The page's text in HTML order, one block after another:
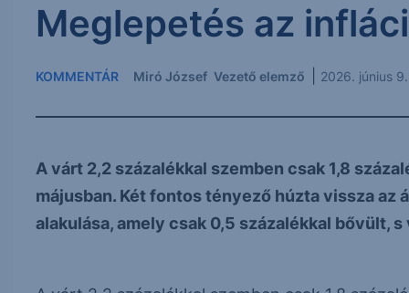
Meglepetés az
KOMMENTÁR Miró József Vezető elemző 2026. június
A várt 2,2 százalékkal szemben csak 1,8
májusban. Két fontos tényező húzta vissza az
alakulása, amely csak 0,5 százalékkal bővült,